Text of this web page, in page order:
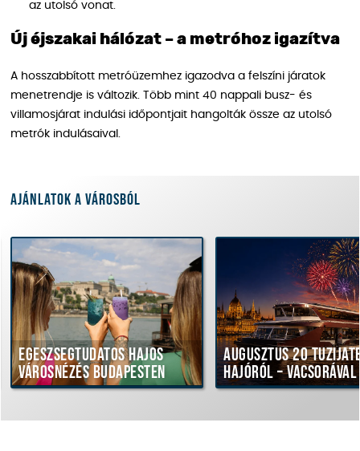
az utolsó vonat.
Új éjszakai hálózat – a metróhoz igazítva
A hosszabbított metróüzemhez igazodva a felszíni járatok
menetrendje is változik. Több mint 40 nappali busz- és
villamosjárat indulási időpontjait hangolták össze az utolsó
metrók indulásaival.
Ajánlatok a városból
Egészségtudatos hajós
városnézés Budapesten
Augusztus 20
hajóról – vacsorával